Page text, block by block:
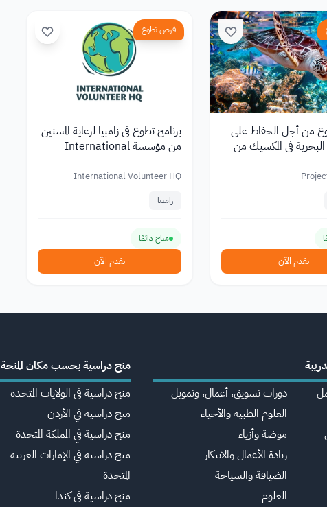
من أجل الحفاظ على
في المكسيك من
تقدم الآن
فرص تطوع
برنامج تطوع في زامبيا لرعاية المسنين
من مؤسسة International
International Volunteer HQ
زامبيا
متاح دائمًا
تقدم الآن
دورات تسويق، أعمال، وتمويل
العلوم الطبية والأحياء
موضة وأزياء
ريادة الأعمال والابتكار
الضيافة والسياحة
العلوم
منح دراسية بحسب مكان المنحة
منح دراسية في الولايات المتحدة
منح دراسية في الأردن
منح دراسية في المملكة المتحدة
منح دراسية في الإمارات العربية
المتحدة
منح دراسية في كندا